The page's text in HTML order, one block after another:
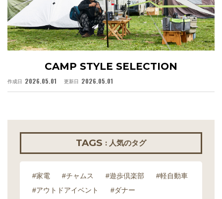
CAMP STYLE SELECTION
作成日 2026.05.01 更新日 2026.05.01
TAGS : 人気のタグ
#家電 #チャムス #遊歩倶楽部
#軽自動車
#アウトドアイベント
#ダナー